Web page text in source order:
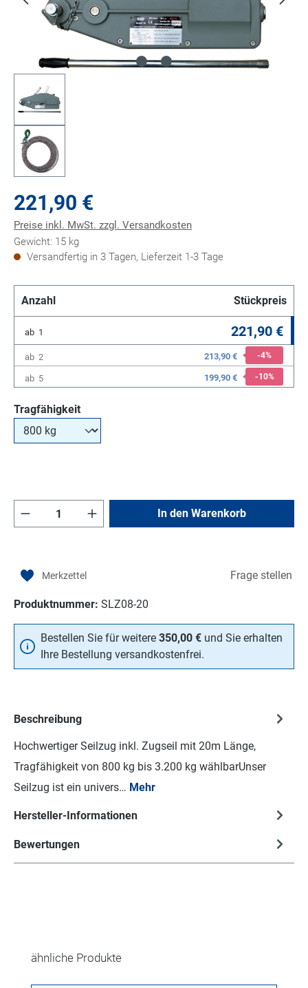
221,90 €
Preise inkl. MwSt. zzgl. Versandkosten
Gewicht: 15 kg
Versandfertig in 3 Tagen, Lieferzeit 1-3 Tage
Anzahl Stückpreis
ab 1 221,90 €
ab 2 213,90 € -4%
ab 5 199,90 € -10%
Tragfähigkeitauswählen
Produkt Anzahl: Gib den gewünschten
In den Warenkorb
Frage stellen
Produktnummer: SLZ08-20
Bestellen Sie für weitere 350,00 € und Sie erhalten
Ihre Bestellung versandkostenfrei.
Beschreibung
Hochwertiger Seilzug inkl. Zugseil mit 20m Länge,
Tragfähigkeit von 800 kg bis 3.200 kg wählbarUnser
Seilzug ist ein univers… Mehr
Hersteller-Informationen
Bewertungen
Produktgalerie überspringen
ähnliche Produkte